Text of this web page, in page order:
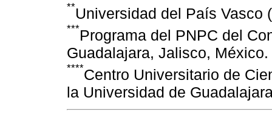
**Universidad del País Vasco
***Programa del PNPC del
Guadalajara, Jalisco, México.
****Centro Universitario de
la Universidad de